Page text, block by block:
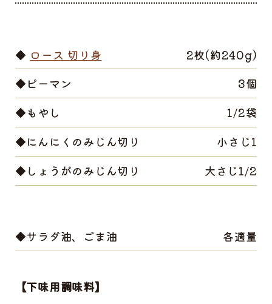
◆ ロース 切り身
2枚(約240g)
◆ピーマン
3個
◆もやし
1/2袋
◆にんにくのみじん切り
小さじ1
◆しょうがのみじん切り
大さじ1/2
◆サラダ油、ごま油 各適量
【下味用調味料】